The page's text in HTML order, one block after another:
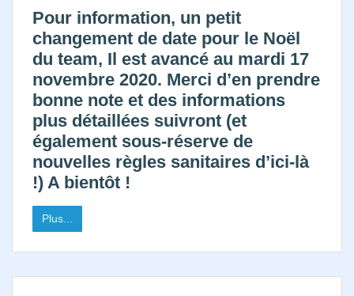
Pour information, un petit
changement de date pour le Noël
du team, Il est avancé au mardi 17
novembre 2020. Merci d’en prendre
bonne note et des informations
plus détaillées suivront (et
également sous-réserve de
nouvelles règles sanitaires d’ici-là
!) A bientôt !
Plus...
Résultats
Inscription
Comité
Documents
Photos
Médias
Contact